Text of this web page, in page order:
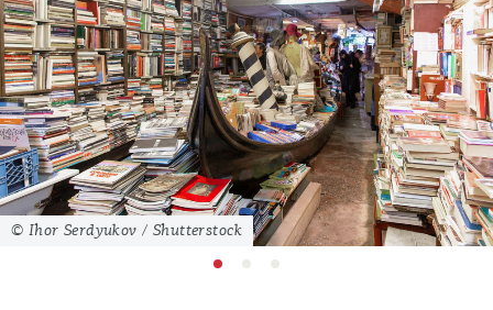
© Ihor Serdyukov / Shutterstock